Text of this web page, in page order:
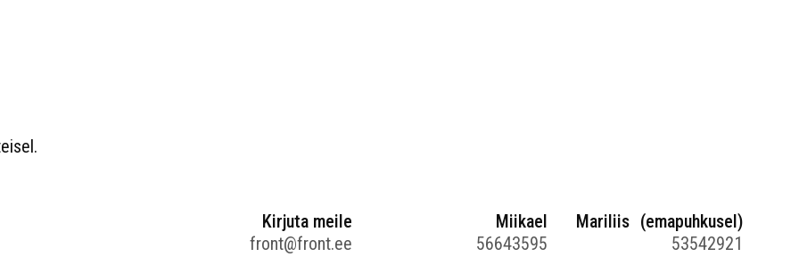
Kirjuta meile
front@front.ee
Miikael
56643595
Mariliis (emapuhkusel)
53542921